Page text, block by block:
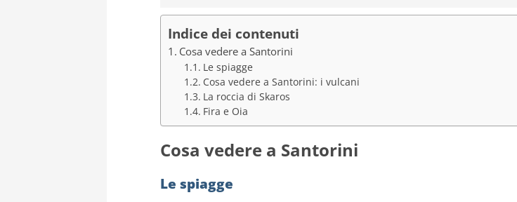
Indice dei contenuti
Cosa vedere a Santorini
Le spiagge
Cosa vedere a Santorini: i vulcani
La roccia di Skaros
Fira e Oia
Cosa vedere a Santorini
Le spiagge